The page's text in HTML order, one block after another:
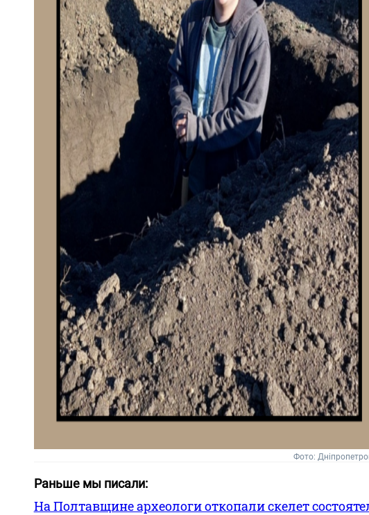
Фото:
Раньше мы писали:
На Полтавщине археологи откопали скелет